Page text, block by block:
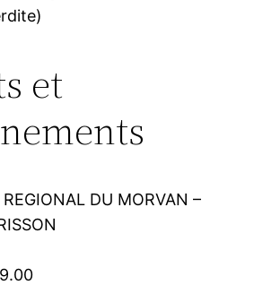
et
DU MORVAN –